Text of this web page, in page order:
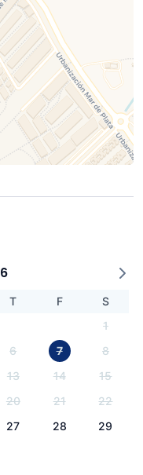
T F
S
1
6 7
8
13 14
15
20 21
22
27 28
29